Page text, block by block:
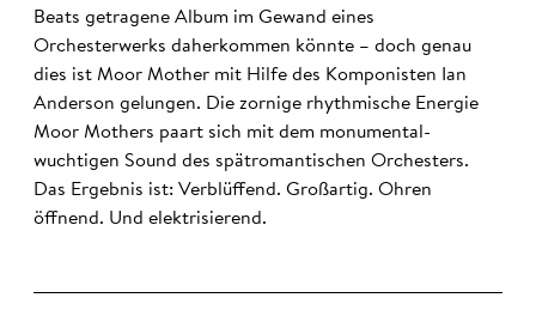
Beats getragene Album im Gewand eines
Orchesterwerks daherkommen könnte – doch genau
dies ist Moor Mother mit Hilfe des Komponisten Ian
Anderson gelungen. Die zornige rhythmische Energie
Moor Mothers paart sich mit dem monumental-
wuchtigen Sound des spätromantischen Orchesters.
Das Ergebnis ist: Verblüffend. Großartig. Ohren
öffnend. Und elektrisierend.